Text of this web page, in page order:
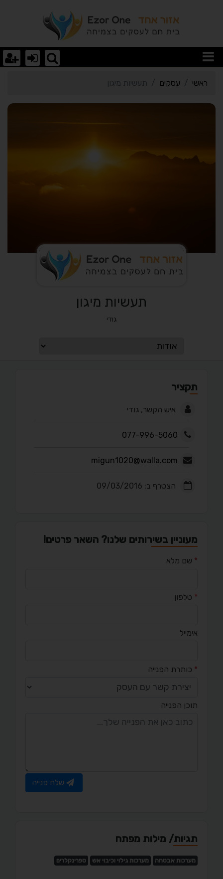
פרטי כרטיס העסק תעשיות
ראשי עסקים תעשיות מיגון
תעשיות מיגון
גודי
תקציר
איש הקשר, גודי
077-996-5060
migun1020@walla.com
הצטרף ב: 09/03/2016
מעוניין בשירותים שלנו? השאר פרטים!
* שם מלא
* טלפון
אימייל
* כותרת הפנייה
תוכן הפנייה
שלח פנייה
תגיות/ מילות מפתח
מערכות אבטחה מערכות גילוי וכיבוי אש ספרינקלרים